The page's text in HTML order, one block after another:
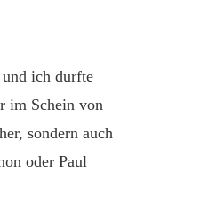
und ich durfte
im Schein von
sondern auch
oder Paul